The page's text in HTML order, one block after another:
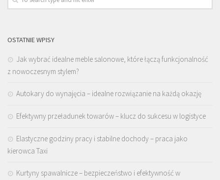
OSTATNIE WPISY
Jak wybrać idealne meble salonowe, które łączą funkcjonalność
z nowoczesnym stylem?
Autokary do wynajęcia – idealne rozwiązanie na każdą okazję
Efektywny przeładunek towarów – klucz do sukcesu w logistyce
Elastyczne godziny pracy i stabilne dochody – praca jako
kierowca Taxi
Kurtyny spawalnicze – bezpieczeństwo i efektywność w